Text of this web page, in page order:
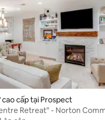
cấp tại Prospect
Retreat" - Norton